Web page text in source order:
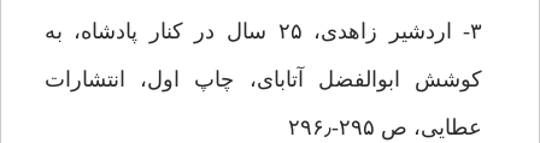
۳- اردشیر زاهدی، ۲۵ سال در کنار پادشاه، به
کوشش ابوالفضل آتابای، چاپ اول، انتشارات
عطایی، ص ۲۹۵-۲۹۶٫